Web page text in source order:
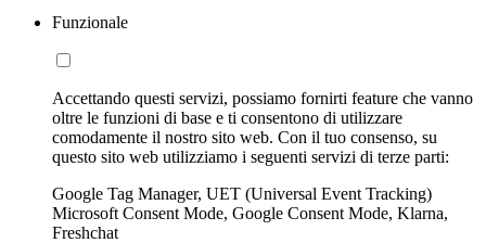
Funzionale
Accettando questi servizi, possiamo fornirti feature che vanno
oltre le funzioni di base e ti consentono di utilizzare
comodamente il nostro sito web. Con il tuo consenso, su
questo sito web utilizziamo i seguenti servizi di terze parti:
Google Tag Manager, UET (Universal Event Tracking)
Microsoft Consent Mode, Google Consent Mode, Klarna,
Freshchat